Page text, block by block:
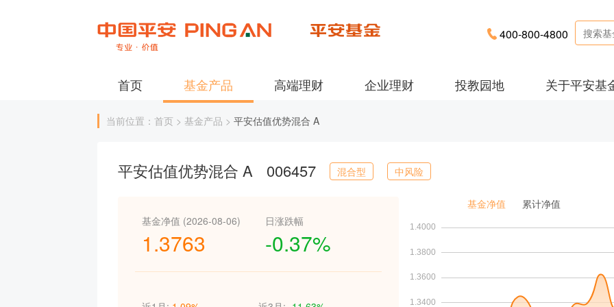
400-800-4800
首页 基金产品 高端理财 企业理财 投教园地 关于平安基
当前位置：首页 > 基金产品 > 平安估值优势混合 A
平安估值优势混合 A 006457 混合型 中风险
基金净值 (2026-08-06)
1.3763
日涨跌幅
-0.37%
基金净值 累计净值